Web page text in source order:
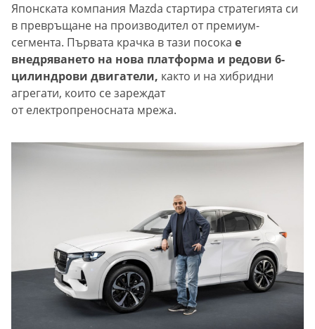
Японската компания Mazda стартира стратегията си
в превръщане на производител от премиум-
сегмента. Първата крачка в тази посока е
внедряването на нова платформа и редови 6-
цилиндрови двигатели, както и на хибридни
агрегати, които се зареждат
от електропреносната мрежа.